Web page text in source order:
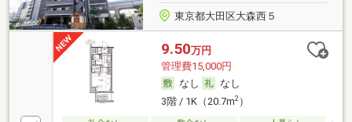
東京都大田区大森西５
9.50万円
管理費15,000円
なし
なし
3階 / 1K（20.7m2）